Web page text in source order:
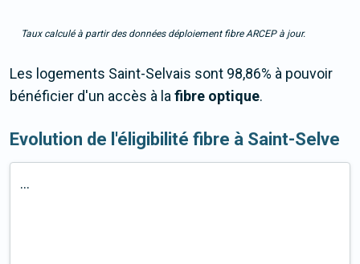
Taux calculé à partir des données déploiement fibre ARCEP à jour.
Les logements Saint-Selvais sont 98,86% à pouvoir
bénéficier d'un accès à lafibre optique.
Evolution de l'éligibilité fibre à Saint-Selve
...